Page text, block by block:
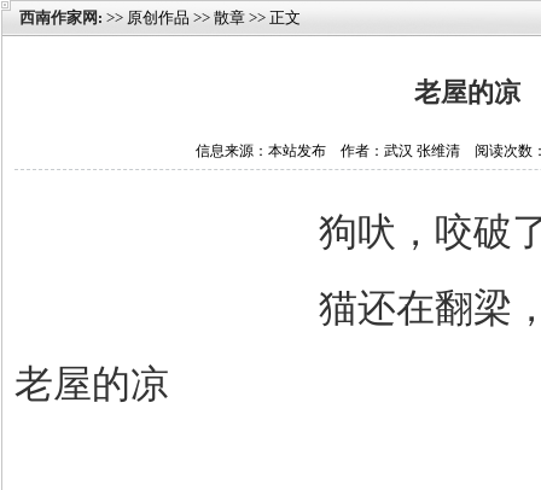
西南作家网 : >> 原创作品 >> 散章 >> 正文
老屋的凉
信息来源：本站发布 作者：武汉 张维清 阅读次数
狗吠，咬破
猫还在翻梁
老屋的凉